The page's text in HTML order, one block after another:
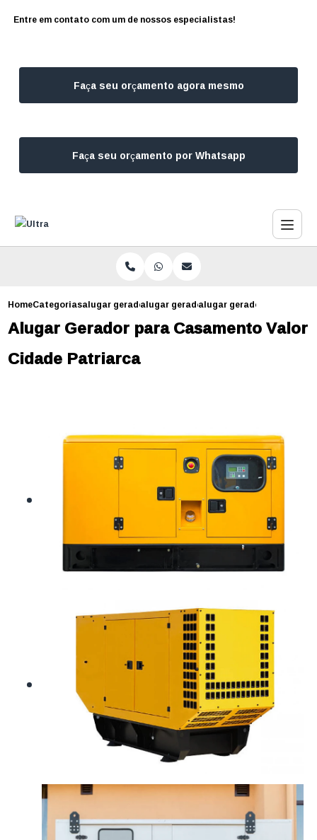
Entre em contato com um de nossos especialistas!
Faça seu orçamento agora mesmo
Faça seu orçamento por Whatsapp
HomeCategoriasalugar geradoresalugar gerador para escritorio
alugar gerador para
Alugar Gerador para Casamento Valor
Cidade Patriarca